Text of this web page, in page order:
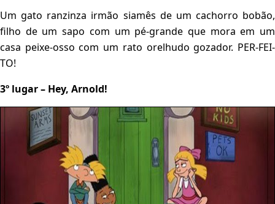
Um gato ranzinza irmão siamês de um cachorro bobão,
filho de um sapo com um pé-grande que mora em um
casa peixe-osso com um rato orelhudo gozador. PER-FEI-
TO!
3º lugar – Hey, Arnold!